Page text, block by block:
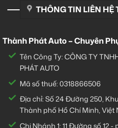
THÔNG TIN LIÊN
Thành Phát Auto – Chuyên
Tên Công Ty: CÔNG TY
PHÁT AUTO
Mã số thuế: 0318866506
Địa chỉ: Số 24 Đường 250,
Thành phố Hồ Chí Minh, Việt
Chi Nhánh 1:11 Đường số 12